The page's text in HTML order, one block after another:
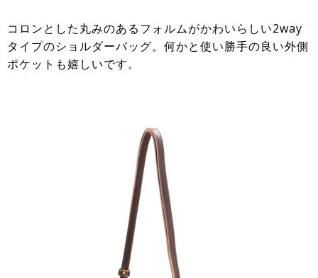
コロンとした丸みのあるフォルムがかわいらしい2way
タイプのショルダーバッグ。何かと使い勝手の良い外側
ポケットも嬉しいです。